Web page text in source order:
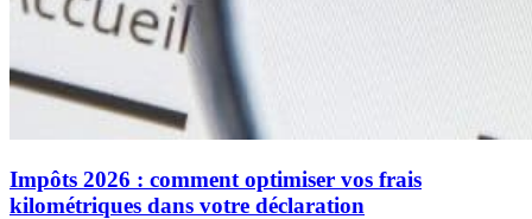
Impôts 2026 : comment optimiser vos frais
kilométriques dans votre déclaration